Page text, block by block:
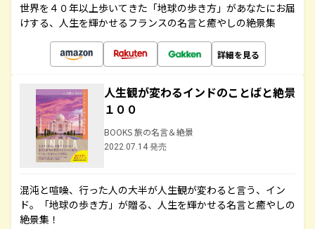
世界を４０年以上歩いてきた「地球の歩き方」があなたにお届
けする、人生を輝かせるフランスの名言と癒やしの絶景集
詳細を見る
人生観が変わるインドのことばと絶景
１００
BOOKS 旅の名言＆絶景
2022.07.14 発売
混沌と喧噪、行った人の大半が人生観が変わると言う、イン
ド。「地球の歩き方」が贈る、人生を輝かせる名言と癒やしの
絶景集！